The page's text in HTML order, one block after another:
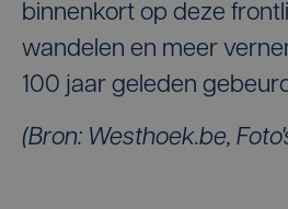
binnenkort op deze
wandelen en meer
100 jaar geleden
(Bron: Westhoek.be,